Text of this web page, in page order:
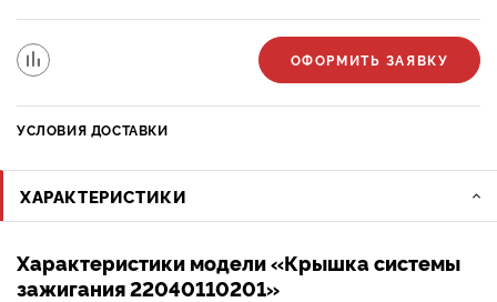
ОФОРМИТЬ ЗАЯВКУ
УСЛОВИЯ ДОСТАВКИ
ХАРАКТЕРИСТИКИ
Характеристики модели «Крышка системы
зажигания 22040110201»